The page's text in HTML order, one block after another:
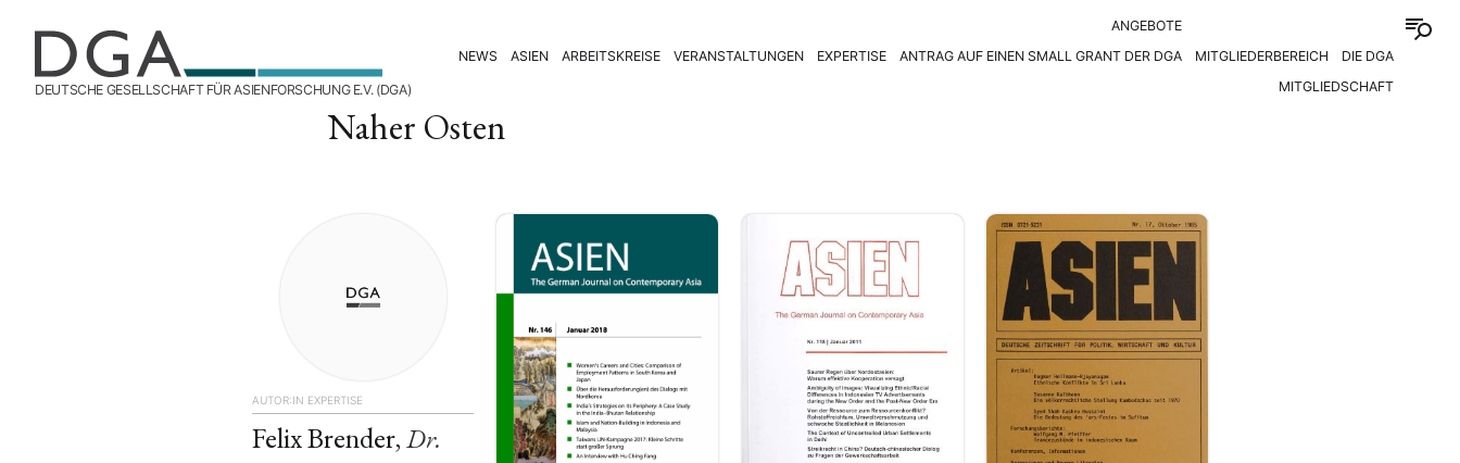
DEUTSCHE GESELLSCHAFT FÜR ASIENFORSCHUNG E.V. (DGA)
NEWS ASIEN ARBEITSKREISE VERANSTALTUNGEN EXPERTISE
ANGEBOTE
ANTRAG AUF EINEN SMALL GRANT DER DGA
MITGLIEDERBEREICH
DIE DGA
MITGLIEDSCHAFT
Naher Osten
AUTOR:IN EXPERTISE
Felix Brender,Dr.